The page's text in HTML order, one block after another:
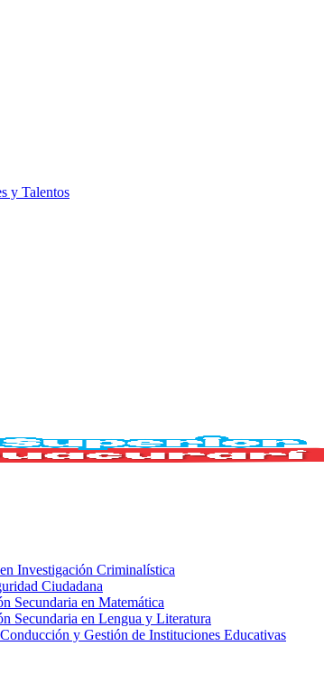
y Talentos
Investigación Criminalística
Ciudadana
Secundaria en Matemática
Secundaria en Lengua y Literatura
y Gestión de Instituciones Educativas